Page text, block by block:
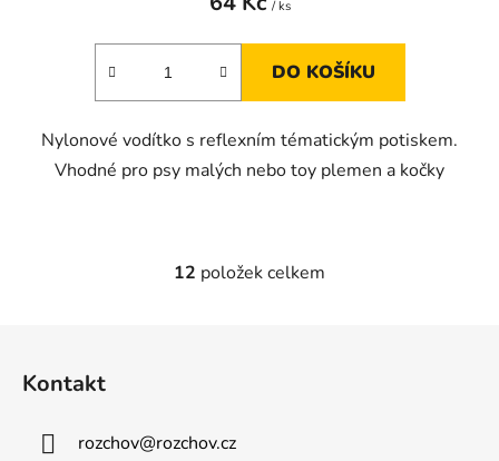
/ ks
DO KOŠÍKU
Nylonové vodítko s reflexním tématickým potiskem.
Vhodné pro psy malých nebo toy plemen a kočky
O
12 položek celkem
Kontakt
rozchov@rozchov.cz